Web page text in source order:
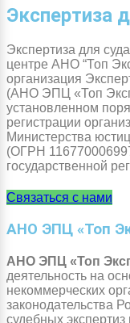
Экспертиза
Экспертиза для
центре АНО “Топ
организация
(АНО ЭПЦ «Топ
установленном
регистрации
Министерства
(ОГРН
государственной
Связаться с нами
АНО ЭПЦ «Топ
АНО ЭПЦ «Топ
деятельность на
некоммерческих
законодательства
судебных